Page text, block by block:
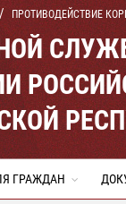
ПРОТИВОДЕЙСТВИЕ
ГРАЖДАН